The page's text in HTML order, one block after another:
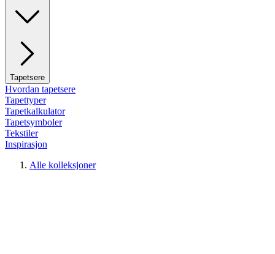
Tapetsere
Hvordan tapetsere
Tapettyper
Tapetkalkulator
Tapetsymboler
Tekstiler
Inspirasjon
Alle kolleksjoner